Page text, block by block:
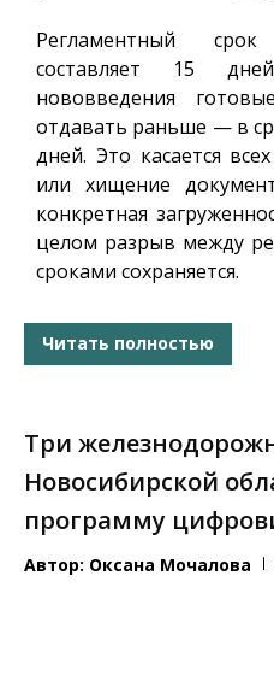
Регламентный
составляет 15
нововведения
отдавать раньше — в
дней. Это касается
или хищение
конкретная
целом разрыв между
сроками сохраняется.
Читать полностью
Три
Новосибирской
программу
Автор: Оксана Мочалова